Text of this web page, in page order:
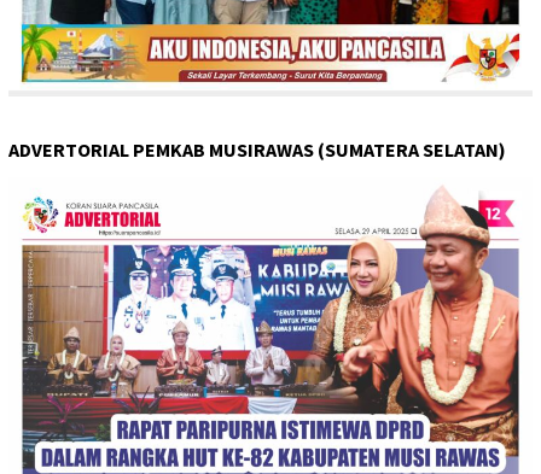
ADVERTORIAL PEMKAB MUSIRAWAS (SUMATERA SELATAN)